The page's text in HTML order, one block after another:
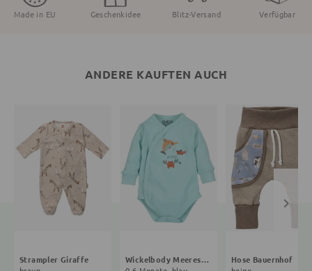
Made in EU Geschenkidee Blitz-Versand Verfügbar
ANDERE KAUFTEN AUCH
Strampler Giraffe
Wickelbody Meerestiere
Hose Bauernhof